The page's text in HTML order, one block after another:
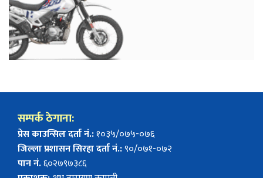
सम्पर्क ठेगाना:
प्रेस काउन्सिल दर्ता नं.:१०३५/०७५-०७६
जिल्ला प्रशासन सिरहा दर्ता नं.:९०/०७१-०७२
पान नं.६०२७९७३८६